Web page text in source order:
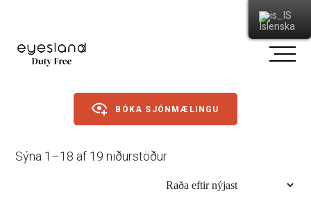
Gleraugu
BÓKA SJÓNMÆLINGU
Sýna 1–18 af 19 niðurstöðurSorted
Íslenska